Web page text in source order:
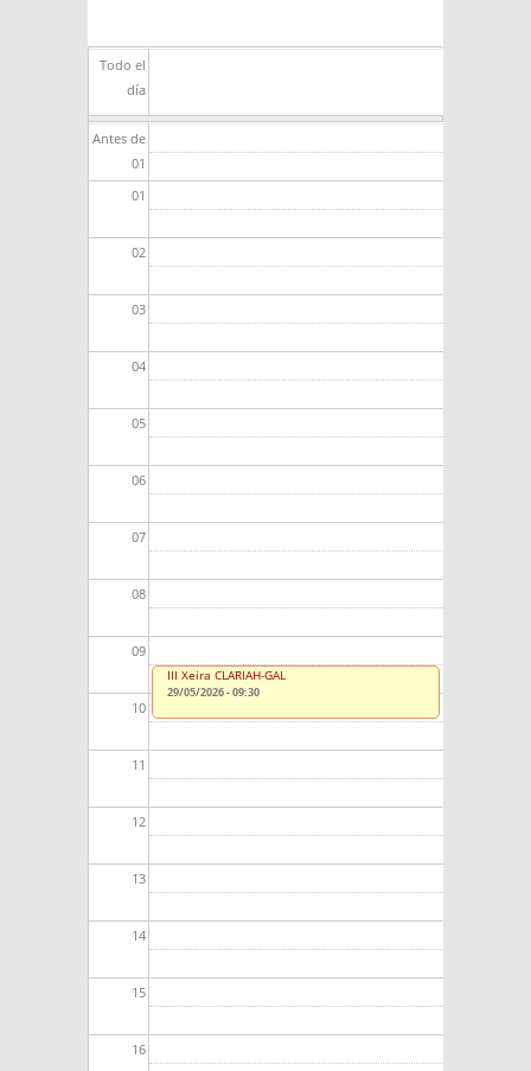
Todo el
día
Antes de
01
01
02
03
04
05
06
07
08
09
10
11
12
13
14
15
16
III Xeira CLARIAH-GAL
29/05/2026 - 09:30